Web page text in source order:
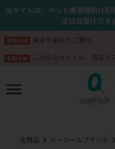
当サイトは、ペット業者様向け
文はお受けでき
お知らせ 夏季休業日のご案内
お知らせ こちらのサイトは、現在テ
全商品 メーカー＆ブランド